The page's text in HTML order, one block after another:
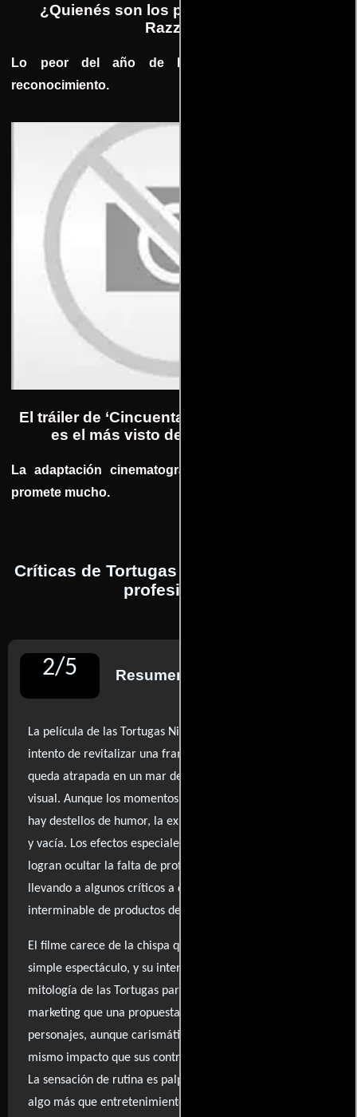
¿Quienés son los precandidatos a los
Razzies?
Lo peor del año de Hollywood también tiene
reconocimiento.
El tráiler de ‘Cincuenta sombras de Grey’ ya
es el más visto del año en Youtube
La adaptación cinematográfica de la novela erótica
promete mucho.
Críticas de Tortugas Ninja realizadas por
profesionales
2/5 Resumen de reseñas
La película de las Tortugas Ninja se presenta como un
intento de revitalizar una franquicia clásica, pero se
queda atrapada en un mar de clichés y sobrestimulación
visual. Aunque los momentos de acción son brillantes y
hay destellos de humor, la experiencia resulta superficial
y vacía. Los efectos especiales son llamativos, pero no
logran ocultar la falta de profundidad en la trama,
llevando a algunos críticos a describirla como un anuncio
interminable de productos de consumo.
El filme carece de la chispa que lo elevaría más allá de un
simple espectáculo, y su intento de reformular la
mitología de las Tortugas parece más un ejercicio de
marketing que una propuesta artística genuina. Los
personajes, aunque carismáticos, no logran generar el
mismo impacto que sus contrapartes más memorables.
La sensación de rutina es palpable, y para quienes buscan
algo más que entretenimiento ligero, la película resulta